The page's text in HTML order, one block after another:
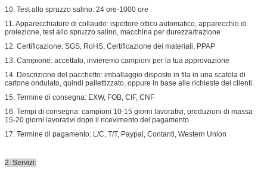
10. Test allo spruzzo salino: 24 ore-1000 ore
11. Apparecchiature di collaudo: ispettore ottico automatico, apparecchio di
proiezione, test allo spruzzo salino, macchina per durezza/trazione
12. Certificazione: SGS, RoHS, Certificazione dei materiali, PPAP
13. Campione: accettato, invieremo campioni per la tua approvazione
14. Descrizione del pacchetto: imballaggio disposto in fila in una scatola di
cartone ondulato, quindi pallettizzato, oppure in base alle richieste dei clienti.
15. Termine di consegna: EXW, FOB, CIF, CNF
16. Tempi di consegna: campioni 10-15 giorni lavorativi, produzioni di massa
15-20 giorni lavorativi dopo il ricevimento del pagamento.
17. Termine di pagamento: L/C, T/T, Paypal, Contanti, Western Union
2. Servizi: